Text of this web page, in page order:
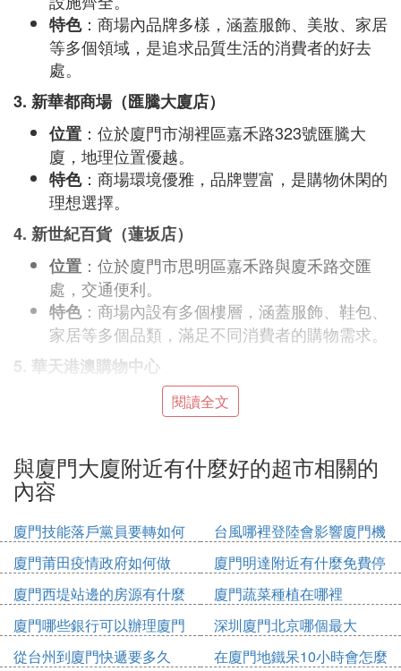
特色：商場內品牌多樣，涵蓋服飾、美妝、家居
等多個領域，是追求品質生活的消費者的好去
處。
3. 新華都商場（匯騰大廈店）
位置 ：位於廈門市湖裡區嘉禾路323號匯騰大
廈，地理位置優越。
特色：商場環境優雅，品牌豐富，是購物休閑的
理想選擇。
4. 新世紀百貨（蓮坂店）
位置 ：位於廈門市思明區嘉禾路與廈禾路交匯
處，交通便利。
特色：商場內設有多個樓層，涵蓋服飾、鞋包、
家居等多個品類，滿足不同消費者的購物需求。
5. 華天港澳購物中心
：位於廈門市鷺江道268號遠洋大廈23層
E，地處市中心繁華地段。
追求高端品質生活的消費者的首選之地。
此外，廈門還有許多其他購物中心和商業街，如羅賓
森廣場、寶龍城市廣場等，都是值得一逛的地方。您
可以根據個人喜好和購物需求，選擇合適的購物中心
進行消費。
『貳』 想知道: 廈門市 湖裡區大型超市有
哪些 在哪
閱讀全文
與廈門大廈附近有什麼好的超市相關的
內容
廈門技能落戶黨員要轉如何
辦理
台風哪裡登陸會影響廈門機
場
廈門莆田疫情政府如何做
廈門明達附近有什麼免費停
車位
廈門西堤站邊的房源有什麼
廈門蔬菜種植在哪裡
廈門哪些銀行可以辦理廈門
市民卡
深圳廈門北京哪個最大
從台州到廈門快遞要多久
在廈門地鐵呆10小時會怎麼